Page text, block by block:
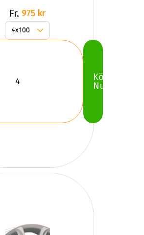
Grey
Fr. 975 kr
Köp
Nu